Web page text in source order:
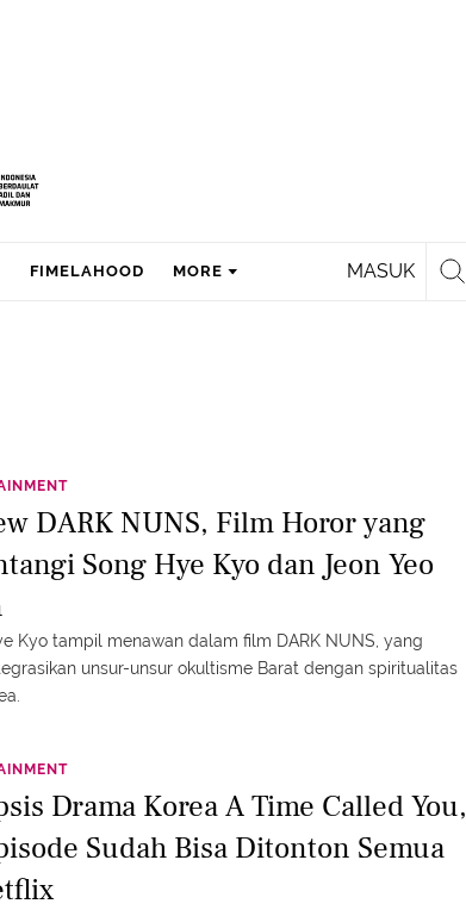
MASUK
FIMELAHOOD MORE
DARK NUNS, Film Horor yang
Song Hye Kyo dan Jeon Yeo
Kyo tampil menawan dalam film DARK NUNS, yang
unsur-unsur okultisme Barat dengan spiritualitas
Drama Korea A Time Called You,
Sudah Bisa Ditonton Semua